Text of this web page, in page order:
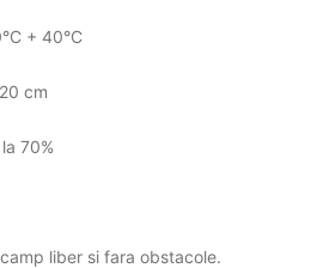
+ 40°C
cm
70%
liber si fara obstacole.